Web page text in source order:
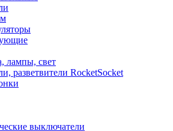
лампы, свет
разветвители RocketSocket
выключатели